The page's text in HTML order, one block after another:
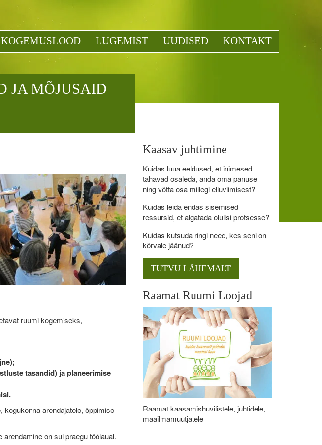
KOGEMUSLOOD LUGEMIST UUDISED KONTAKT
JA MÕJUSAID
ruumi kogemiseks,
tasandid) ja planeerimise
kogukonna arendajatele, õppimise
on sul praegu töölaual.
Kaasav juhtimine
Kuidas luua eeldused, et inimesed
tahavad osaleda, anda oma panuse
ning võtta osa millegi elluviimisest?
Kuidas leida endas sisemised
ressursid, et algatada olulisi protsesse?
Kuidas kutsuda ringi need, kes seni on
kõrvale jäänud?
TUTVU LÄHEMALT
Raamat Ruumi Loojad
Raamat kaasamishuvilistele, juhtidele,
maailmamuutjatele